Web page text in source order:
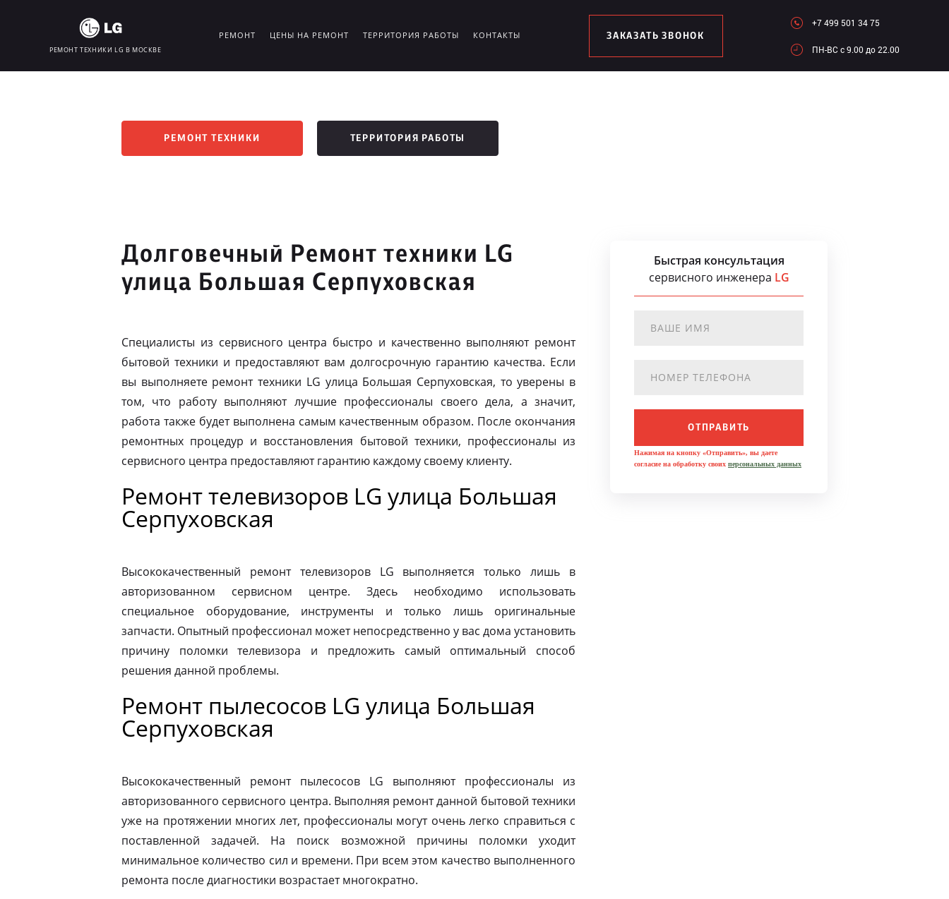
РЕМОНТ ТЕХНИКИ LG В МОСКВЕ
РЕМОНТ ЦЕНЫ НА РЕМОНТ ТЕРРИТОРИЯ РАБОТЫ КОНТАКТЫ ЗАКАЗАТЬ ЗВОНОК
+7 499 501 34 75
ПН-ВC c 9.00 до 22.00
РЕМОНТ ТЕХНИКИ ТЕРРИТОРИЯ РАБОТЫ
Долговечный Ремонт техники LG
улица Большая Серпуховская
Специалисты из сервисного центра быстро и качественно выполняют ремонт
бытовой техники и предоставляют вам долгосрочную гарантию качества. Если
вы выполняете ремонт техники LG улица Большая Серпуховская, то уверены в
том, что работу выполняют лучшие профессионалы своего дела, а значит,
работа также будет выполнена самым качественным образом. После окончания
ремонтных процедур и восстановления бытовой техники, профессионалы из
сервисного центра предоставляют гарантию каждому своему клиенту.
Ремонт телевизоров LG улица Большая
Серпуховская
Высококачественный ремонт телевизоров LG выполняется только лишь в
авторизованном сервисном центре. Здесь необходимо использовать
специальное оборудование, инструменты и только лишь оригинальные
запчасти. Опытный профессионал может непосредственно у вас дома установить
причину поломки телевизора и предложить самый оптимальный способ
решения данной проблемы.
Ремонт пылесосов LG улица Большая
Серпуховская
Высококачественный ремонт пылесосов LG выполняют профессионалы из
авторизованного сервисного центра. Выполняя ремонт данной бытовой техники
уже на протяжении многих лет, профессионалы могут очень легко справиться с
поставленной задачей. На поиск возможной причины поломки уходит
минимальное количество сил и времени. При всем этом качество выполненного
ремонта после диагностики возрастает многократно.
Быстрая консультация
сервисного инженера LG
ОТПРАВИТЬ
Нажимая на кнопку «Отправить», вы даете
согласие на обработку своих персональных данных